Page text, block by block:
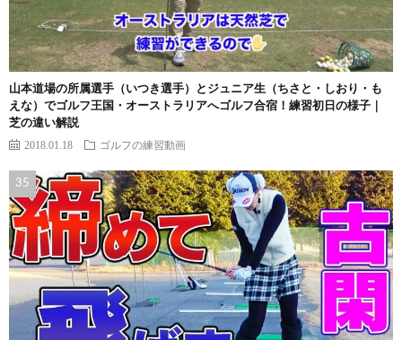
山本道場の所属選手（いつき選手）とジュニア生（ちさと・しおり・も
えな）でゴルフ王国・オーストラリアへゴルフ合宿！練習初日の様子｜
芝の違い解説
2018.01.18 ゴルフの練習動画